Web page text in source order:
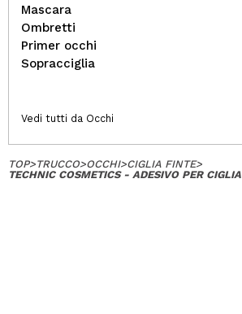
Mascara
Ombretti
Primer occhi
Sopracciglia
Vedi tutti da Occhi
TOP>TRUCCO>OCCHI>CIGLIA FINTE>
TECHNIC COSMETICS - ADESIVO PER CIGLIA